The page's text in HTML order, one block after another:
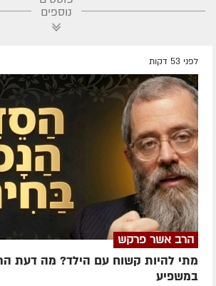
נוספים
לפני 53 דקות
הרב אשר פרקש
מתי להיות קשוח עם הילד? מה דעת
במשפיע